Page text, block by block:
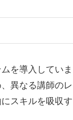
を導入していま
異なる講師のレ
スキルを吸収す